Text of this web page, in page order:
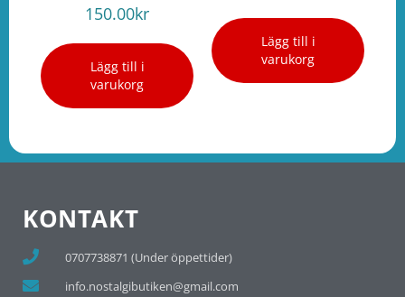
150.00kr
Lägg till i
varukorg
Lägg till i
varukorg
KONTAKT
0707738871 (Under öppettider)
info.nostalgibutiken@gmail.com